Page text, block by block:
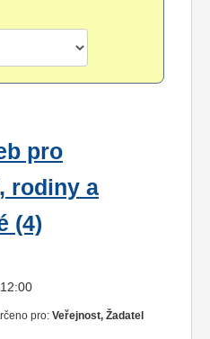
pro
rodiny a
(4)
pro: Veřejnost, Žadatel